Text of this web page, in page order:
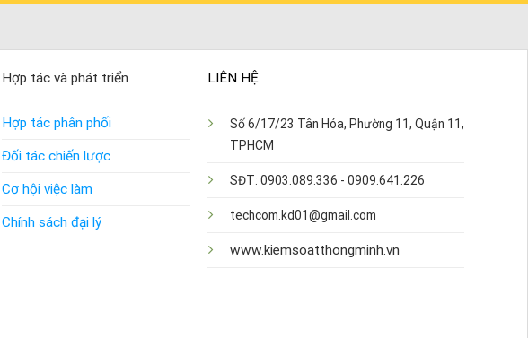
Hợp tác và phát triển
Hợp tác phân phối
Đối tác chiến lược
Cơ hội việc làm
Chính sách đại lý
LIÊN HỆ
Số 6/17/23 Tân Hóa, Phường 11, Quận 11,
TPHCM
SĐT: 0903.089.336 - 0909.641.226
techcom.kd01@gmail.com
www.kiemsoatthongminh.vn